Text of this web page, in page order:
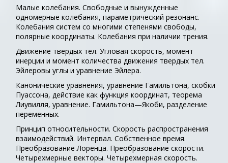
Малые колебания. Свободные и вынужденные
одномерные колебания, параметрический резонанс.
Колебания систем со многими степенями свободы,
полярные координаты. Колебания при наличии трения.
Движение твердых тел. Угловая скорость, момент
инерции и момент количества движения твердых тел.
Эйлеровы углы и уравнение Эйлера.
Канонические уравнения, уравнение Гамильтона, скобки
Пуассона, действие как функция координат, теорема
Лиувилля, уравнение. Гамильтона—Якоби, разделение
переменных.
Принцип относительности. Скорость распространения
взаимодействий. Интервал. Собственное время.
Преобразование Лоренца. Преобразование скорости.
Четырехмерные векторы. Четырехмерная скорость.